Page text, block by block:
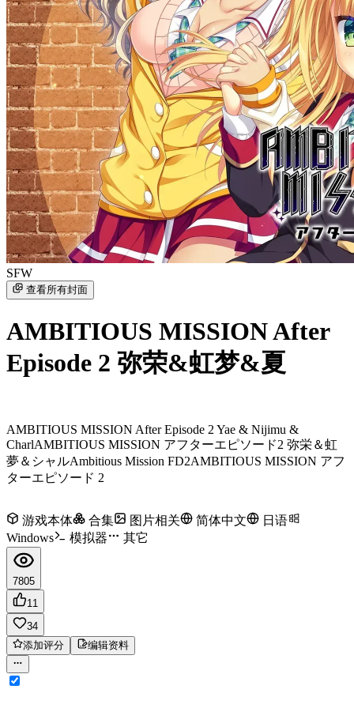
SFW
查看所有封面
AMBITIOUS MISSION After
Episode 2 弥荣&虹梦&夏
AMBITIOUS MISSION After Episode 2 Yae & Nijimu &
CharlAMBITIOUS MISSION アフターエピソード2 弥栄＆虹
夢＆シャルAmbitious Mission FD2AMBITIOUS MISSION アフ
ターエピソード 2
游戏本体 合集 图片相关 简体中文
日语
Windows
模拟器 其它
7805
11
34
添加评分
编辑资料